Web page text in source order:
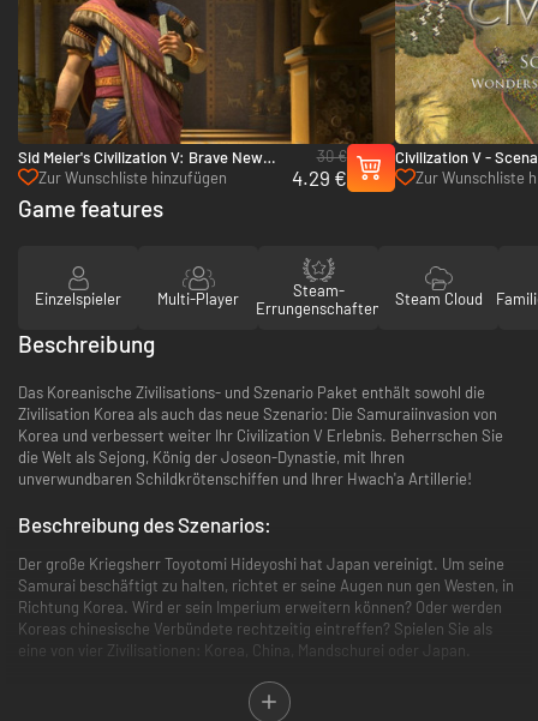
Sid Meier's Civilization V: Brave New
World - PC & Mac (Steam)
Zur Wunschliste hinzufügen
30 €
4.29 €
Civilization V -
of the Ancient World
(Steam)
Zur Wunschliste
Game features
Einzelspieler Multi-Player
Steam-
Errungenschaften
Steam Cloud
Beschreibung
Das Koreanische Zivilisations- und Szenario Paket enthält sowohl die
Zivilisation Korea als auch das neue Szenario: Die Samuraiinvasion von
Korea und verbessert weiter Ihr Civilization V Erlebnis. Beherrschen Sie
die Welt als Sejong, König der Joseon-Dynastie, mit Ihren
unverwundbaren Schildkrötenschiffen und Ihrer Hwach'a Artillerie!
Beschreibung des Szenarios:
Der große Kriegsherr Toyotomi Hideyoshi hat Japan vereinigt. Um seine
Samurai beschäftigt zu halten, richtet er seine Augen nun gen Westen, in
Richtung Korea. Wird er sein Imperium erweitern können? Oder werden
Koreas chinesische Verbündete rechtzeitig eintreffen? Spielen Sie als
eine von vier Zivilisationen: Korea, China, Mandschurei oder Japan.
Sejong der Große (1397-1450)